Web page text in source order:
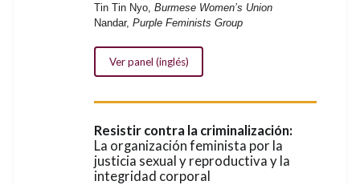
Tin Tin Nyo, Burmese Women’s Union
Nandar, Purple Feminists Group
Ver panel (inglés)
Resistir contra la criminalización:
La organización feminista por la
justicia sexual y reproductiva y la
integridad corporal